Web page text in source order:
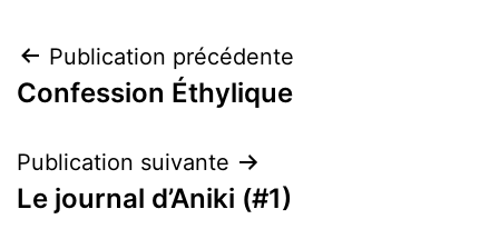
Navigation
de
l’article
Publication précédente
Confession Éthylique
Publication suivante
Le journal d’Aniki (#1)